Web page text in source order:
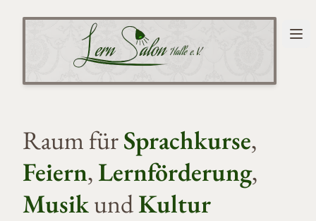
Lernsalon Halle e.V.
Raum fürSprachkurse,
Feiern,Lernförderung,
MusikundKultur